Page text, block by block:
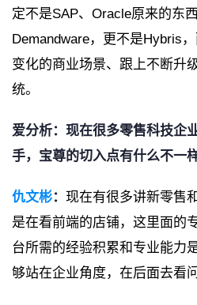
定不是SAP、Oracle原来的东
Demandware，更不是Hybris
变化的商业场景、跟上不断升
统。
爱分析：现在很多零售科技企
手，宝尊的切入点有什么不一样
仇文彬： 现在有很多讲新零售
是在看前端的店铺，这里面的
台所需的经验积累和专业能力
够站在企业角度，在后面去看